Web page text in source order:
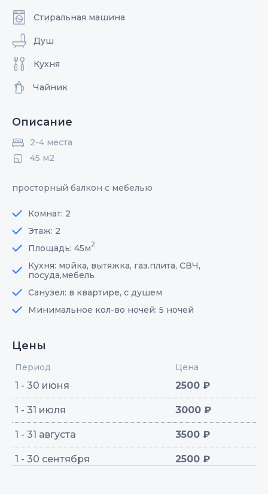
Стиральная машина
Душ
Кухня
Чайник
Описание
2-4 места
45 м2
просторный балкон с мебелью
Комнат: 2
Этаж: 2
Площадь: 45м2
Кухня: мойка, вытяжка, газ.плита, СВЧ,
посуда,мебель
Санузел: в квартире, с душем
Минимальное кол-во ночей: 5 ночей
Цены
Период Цена
1 - 30 июня 2500 ₽
1 - 31 июля 3000 ₽
1 - 31 августа 3500 ₽
1 - 30 сентября 2500 ₽